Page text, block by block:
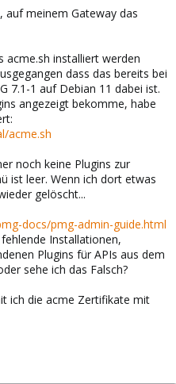
auf meinem Gateway das
acme.sh installiert werden
dass das bereits bei
7.1-1 auf Debian 11 dabei ist.
angezeigt bekomme, habe
acme.sh
noch keine Plugins zur
ist leer. Wenn ich dort etwas
gelöscht...
docs/pmg-admin-guide.html
Installationen,
Plugins für APIs aus dem
sehe ich das Falsch?
ich die acme Zertifikate mit